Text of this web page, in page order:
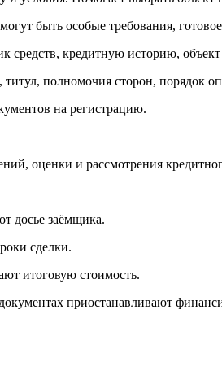
быть особые требования,
средств, кредитную историю,
полномочия сторон, порядок
на регистрацию.
оценки и рассмотрения
досье заёмщика.
сделки.
итоговую стоимость.
приостанавливают